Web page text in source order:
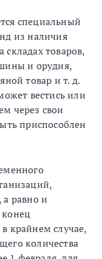
специальный
из наличия
товаров,
и орудия,
товар и т. д.
вестись или
через свои
приспособлен
равно и
крайнем случае,
количества